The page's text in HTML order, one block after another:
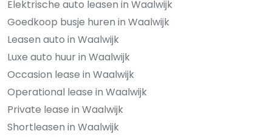
Elektrische auto leasen in Waalwijk
Goedkoop busje huren in Waalwijk
Leasen auto in Waalwijk
Luxe auto huur in Waalwijk
Occasion lease in Waalwijk
Operational lease in Waalwijk
Private lease in Waalwijk
Shortleasen in Waalwijk